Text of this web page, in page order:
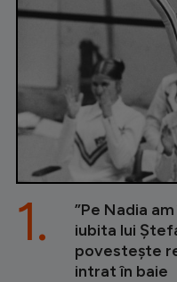
”Pe Nadia
iubita lui
povestește
intrat în baie
1.